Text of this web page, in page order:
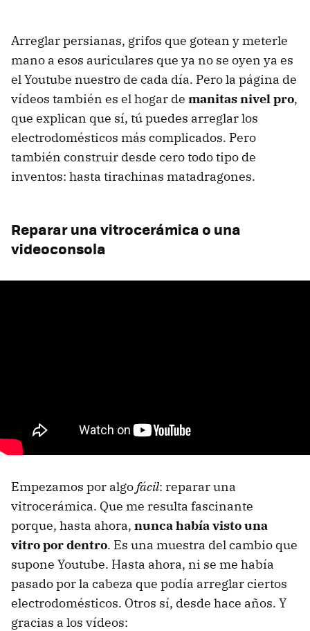
Arreglar persianas, grifos que gotean y meterle
mano a esos auriculares que ya no se oyen ya es
el Youtube nuestro de cada día. Pero la página de
vídeos también es el hogar de manitas nivel pro,
que explican que sí, tú puedes arreglar los
electrodomésticos más complicados. Pero
también construir desde cero todo tipo de
inventos: hasta tirachinas matadragones.
Reparar una vitrocerámica o una
videoconsola
Empezamos por algofácil: reparar una
vitrocerámica. Que me resulta fascinante
porque, hasta ahora, nunca había visto una
vitro por dentro. Es una muestra del cambio que
supone Youtube. Hasta ahora, ni se me había
pasado por la cabeza que podía arreglar ciertos
electrodomésticos. Otros sí, desde hace años. Y
gracias a los vídeos: